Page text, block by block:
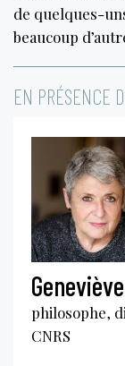
de quelques-
beaucoup
EN PRÉSENCE
philosophe,
CNRS